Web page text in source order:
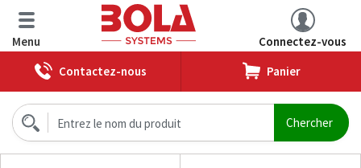
Menu
Connectez-vous
Contactez-nous
Panier